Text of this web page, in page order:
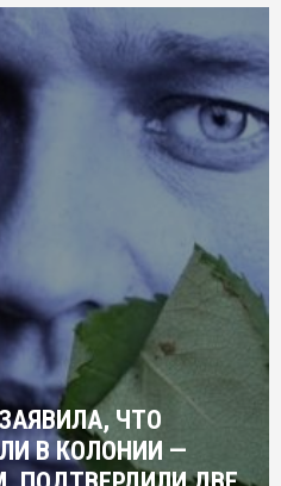
ЧТО
В КОЛОНИИ —